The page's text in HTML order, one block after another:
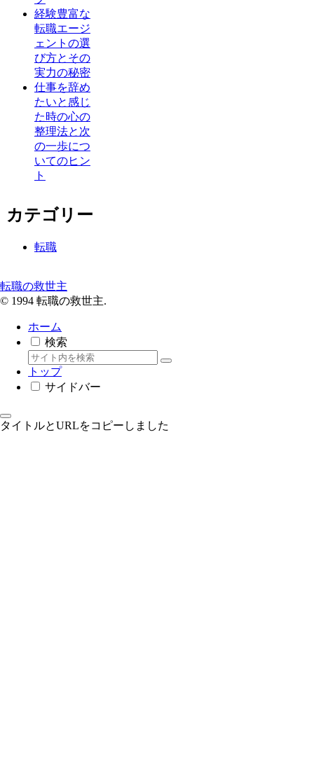
経験豊富な
転職エージ
ェントの選
び方とその
実力の秘密
仕事を辞め
たいと感じ
た時の心の
整理法と次
の一歩につ
いてのヒン
ト
カテゴリー
転職
転職の救世主
© 1994 転職の救世主.
ホーム
検索
トップ
サイドバー
タイトルとURLをコピーしました